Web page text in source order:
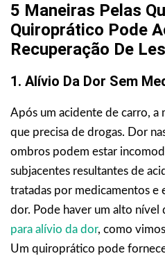
5 Maneiras Pelas
Quiroprático Pode
Recuperação De
1. Alívio Da Dor Sem
Após um acidente de carro, a
que precisa de drogas. Dor
ombros podem estar
subjacentes resultantes de
tratadas por medicamentos e
dor. Pode haver um alto nível
para alívio da dor, como
Um quiroprático pode